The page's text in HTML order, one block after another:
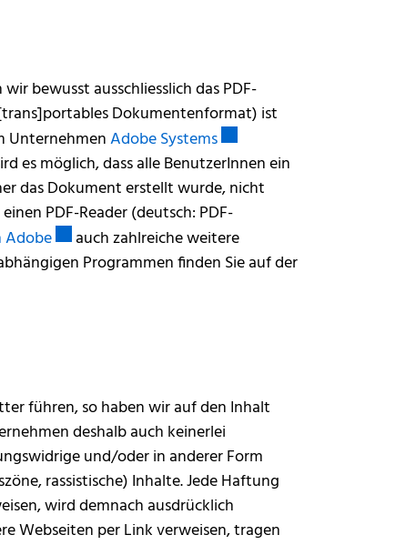
bewusst ausschliesslich das PDF-
Dokumentenformat) ist
UnternehmenAdobe SystemsExterner Link wird in
es möglich, dass alle BenutzerInnen ein
das Dokument erstellt wurde, nicht
PDF-Reader (deutsch: PDF-
AdobeExterner Link wird in einem neuen Fenster
auch zahlreiche weitere
Programmen finden Sie auf der
neuen Fenster geöffnet.
führen, so haben wir auf den Inhalt
deshalb auch keinerlei
und/oder in anderer Form
rassistische) Inhalte. Jede Haftung
wird demnach ausdrücklich
Webseiten per Link verweisen, tragen